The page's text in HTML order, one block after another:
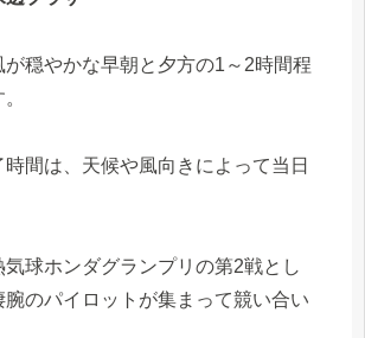
穏やかな早朝と夕方の1～2時間程
間は、天候や風向きによって当日
球ホンダグランプリの第2戦とし
腕のパイロットが集まって競い合い